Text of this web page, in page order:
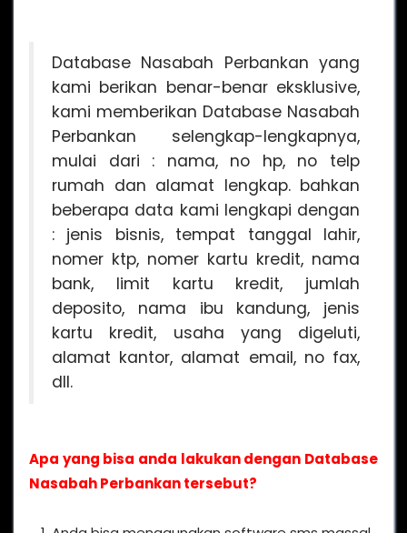
Database Nasabah Perbankan yang
kami berikan benar-benar eksklusive,
kami memberikan Database Nasabah
Perbankan selengkap-lengkapnya,
mulai dari : nama, no hp, no telp
rumah dan alamat lengkap. bahkan
beberapa data kami lengkapi dengan
: jenis bisnis, tempat tanggal lahir,
nomer ktp, nomer kartu kredit, nama
bank, limit kartu kredit, jumlah
deposito, nama ibu kandung, jenis
kartu kredit, usaha yang digeluti,
alamat kantor, alamat email, no fax,
dll.
Apa yang bisa anda lakukan dengan Database
Nasabah Perbankan tersebut?